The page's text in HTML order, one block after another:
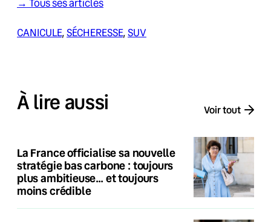
CANICULE, SÉCHERESSE, SUV
À lire aussi Voir tout
La France officialise sa nouvelle
stratégie bas carbone : toujours
plus ambitieuse… et toujours
moins crédible